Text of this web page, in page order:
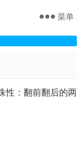
菜单
性：翻前翻后的两